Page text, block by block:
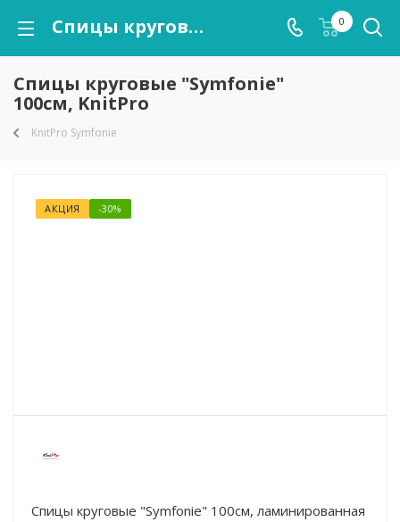
Спицы круговые "Symfonie" 100см, KnitPro 0
Спицы круговые "Symfonie"
100см, KnitPro
KnitPro Symfonie
АКЦИЯ -30%
Спицы круговые "Symfonie" 100см, ламинированная